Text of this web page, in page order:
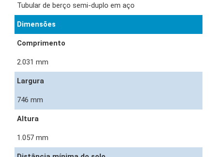
Tubular de berço semi-duplo em aço
Dimensões
Comprimento
2.031 mm
Largura
746 mm
Altura
1.057 mm